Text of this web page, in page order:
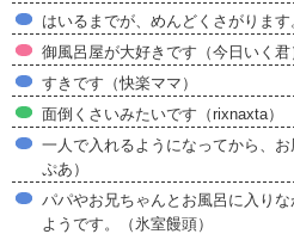
はいるまでが、めんどくさがります
御風呂屋が大好きです（今日いく君
すきです（快楽ママ）
面倒くさいみたいです（rixnaxta）
一人で入れるようになってから、
ぷあ）
パパやお兄ちゃんとお風呂に入り
ようです。（氷室饅頭）